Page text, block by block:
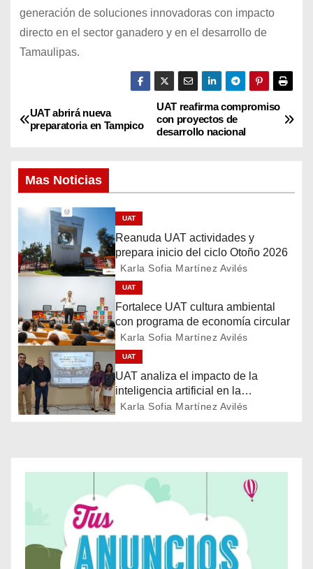
generación de soluciones innovadoras con impacto
directo en el sector ganadero y en el desarrollo de
Tamaulipas.
N
v
e
a
i
ó
n
d
e
r
UAT reafirma compromiso
con proyectos de
desarrollo nacional
UAT abrirá nueva
preparatoria en Tampico
Mas Noticias
UAT
Reanuda UAT actividades y
prepara inicio del ciclo Otoño 2026
Karla Sofia Martínez Avilés
UAT
Fortalece UAT cultura ambiental
con programa de economía circular
Karla Sofia Martínez Avilés
UAT
UAT analiza el impacto de la
inteligencia artificial en la
educación
Karla Sofia Martínez Avilés